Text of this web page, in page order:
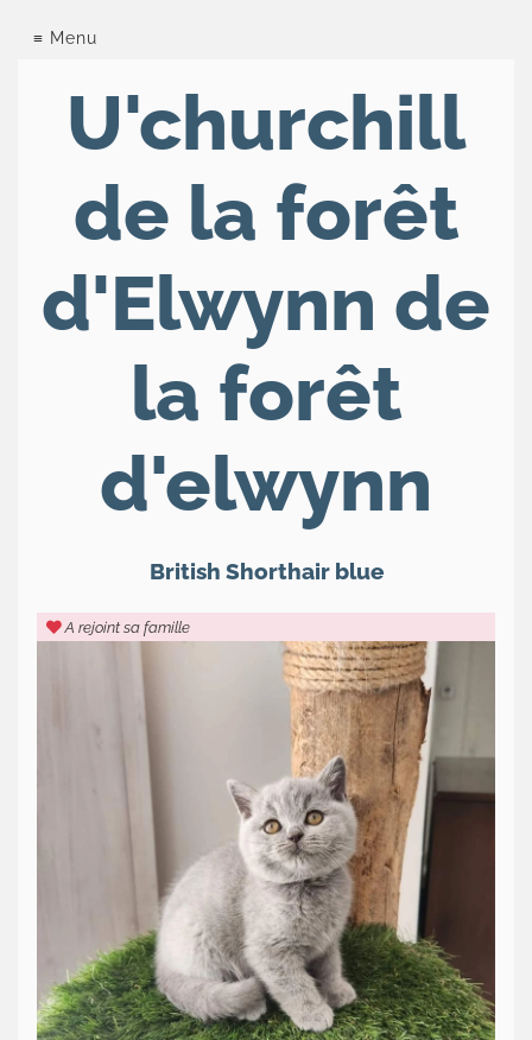
Chatterie
forêt
d'elwynn
British
expositions
Le
chat
Menu
U'churchill
de la forêt
d'Elwynn de
la forêt
d'elwynn
British Shorthair blue
A rejoint sa famille